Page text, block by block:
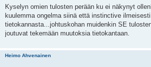
e
s
t
i
Kyselyn omien tulosten perään ku ei näkynyt
kuulemma ongelma siinä että instinctive
tietokannasta...johtuskohan muidenkin SE
joutuvat tekemään muutoksia tietokantaan.
Heimo Ahvenainen